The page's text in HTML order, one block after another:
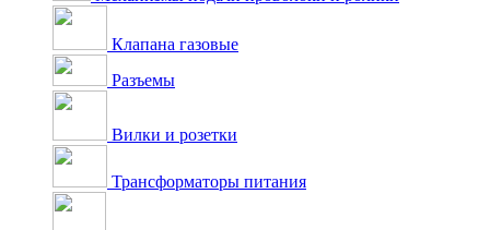
Клапана газовые
Разъемы
Вилки и розетки
Трансформаторы питания